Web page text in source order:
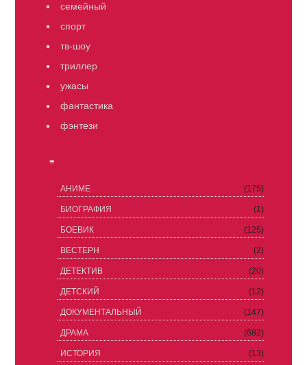
семейный
спорт
тв-шоу
триллер
ужасы
фантастика
фэнтези
≡
АНИМЕ (175)
БИОГРАФИЯ (1)
БОЕВИК (125)
ВЕСТЕРН (2)
ДЕТЕКТИВ (20)
ДЕТСКИЙ (12)
ДОКУМЕНТАЛЬНЫЙ (147)
ДРАМА (682)
ИСТОРИЯ (13)